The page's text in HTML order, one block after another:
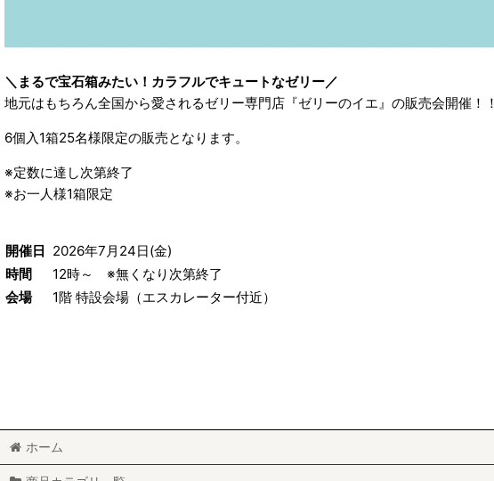
＼まるで宝石箱みたい！カラフルでキュートなゼリー／
地元はもちろん全国から愛されるゼリー専門店『ゼリーのイエ』の販売会開催！！
6個入1箱25名様限定の販売となります。
※定数に達し次第終了
※お一人様1箱限定
開催日 2026年7月24日(金)
時間
12時～ ※無くなり次第終了
会場
1階 特設会場（エスカレーター付近）
ホーム